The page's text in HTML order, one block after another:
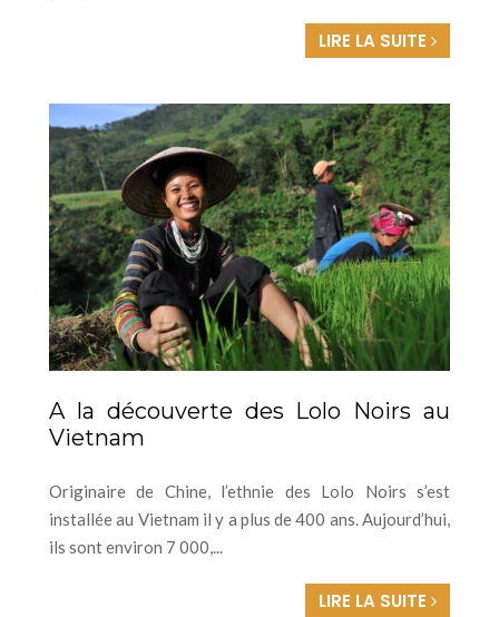
LIRE LA SUITE
A la découverte des Lolo Noirs au
Vietnam
Originaire de Chine, l’ethnie des Lolo Noirs s’est
installée au Vietnam il y a plus de 400 ans. Aujourd’hui,
ils sont environ 7 000,...
LIRE LA SUITE